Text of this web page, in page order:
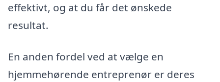
effektivt, og at du får det ønskede
resultat.
En anden fordel ved at vælge en
hjemmehørende entreprenør er deres